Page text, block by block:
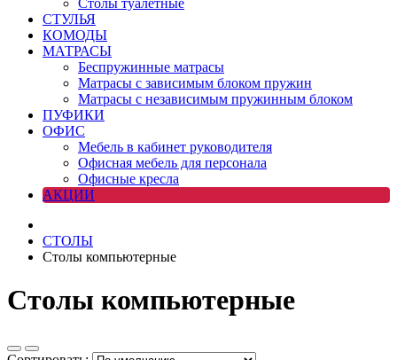
Столы туалетные
СТУЛЬЯ
КОМОДЫ
МАТРАСЫ
Беспружинные матрасы
Матрасы с зависимым блоком пружин
Матрасы с независимым пружинным блоком
ПУФИКИ
ОФИС
Мебель в кабинет руководителя
Офисная мебель для персонала
Офисные кресла
АКЦИИ
СТОЛЫ
Столы компьютерные
Столы компьютерные